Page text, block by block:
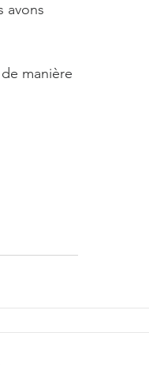
avons
manière